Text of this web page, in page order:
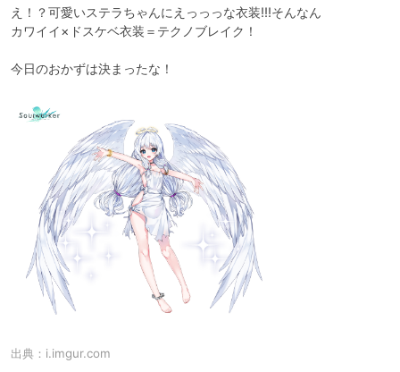
え！？可愛いステラちゃんにえっっっな衣装!!!そんなん
カワイイ×ドスケベ衣装＝テクノブレイク！
今日のおかずは決まったな！
出典： i.imgur.com